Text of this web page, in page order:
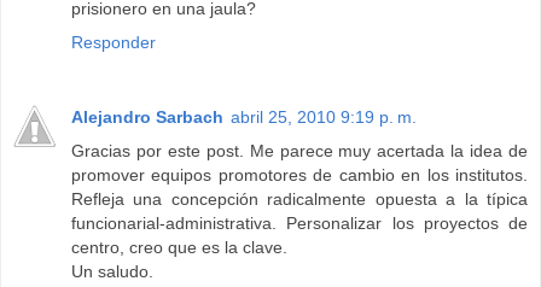
prisionero en una jaula?
Responder
Alejandro Sarbach abril 25, 2010 9:19 p. m.
Gracias por este post. Me parece muy acertada la idea de
promover equipos promotores de cambio en los institutos.
Refleja una concepción radicalmente opuesta a la típica
funcionarial-administrativa. Personalizar los proyectos de
centro, creo que es la clave.
Un saludo.